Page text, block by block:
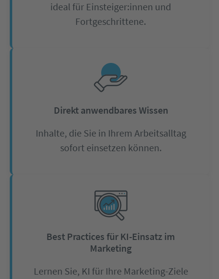
ideal für Einsteiger:innen und
Fortgeschrittene.
Direkt anwendbares Wissen
Inhalte, die Sie in Ihrem Arbeitsalltag
sofort einsetzen können.
Best Practices für KI-Einsatz im
Marketing
Lernen Sie, KI für Ihre Marketing-Ziele